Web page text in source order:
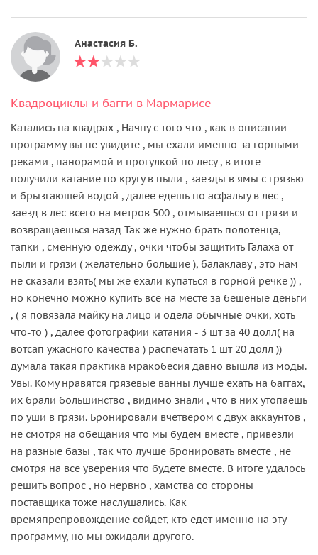
Анастасия Б.
Квадроциклы и багги в Мармарисе
Катались на квадрах , Начну с того что , как в описании
программу вы не увидите , мы ехали именно за горными
реками , панорамой и прогулкой по лесу , в итоге
получили катание по кругу в пыли , заезды в ямы с грязью
и брызгающей водой , далее едешь по асфальту в лес ,
заезд в лес всего на метров 500 , отмываешься от грязи и
возвращаешься назад Так же нужно брать полотенца,
тапки , сменную одежду , очки чтобы защитить Галаха от
пыли и грязи ( желательно большие ), балаклаву , это нам
не сказали взять( мы же ехали купаться в горной речке )) ,
но конечно можно купить все на месте за бешеные деньги
, ( я повязала майку на лицо и одела обычные очки, хоть
что-то ) , далее фотографии катания - 3 шт за 40 долл( на
вотсап ужасного качества ) распечатать 1 шт 20 долл ))
думала такая практика мракобесия давно вышла из моды.
Увы. Кому нравятся грязевые ванны лучше ехать на баггах,
их брали большинство , видимо знали , что в них утопаешь
по уши в грязи. Бронировали вчетвером с двух аккаунтов ,
не смотря на обещания что мы будем вместе , привезли
на разные базы , так что лучше бронировать вместе , не
смотря на все уверения что будете вместе. В итоге удалось
решить вопрос , но нервно , хамства со стороны
поставщика тоже наслушались. Как
времяпрепровождение сойдет, кто едет именно на эту
программу, но мы ожидали другого.